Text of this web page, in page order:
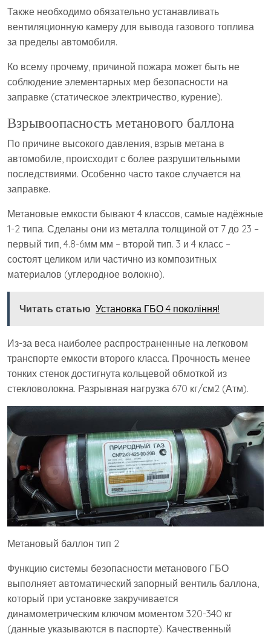
Также необходимо обязательно устанавливать
вентиляционную камеру для вывода газового топлива
за пределы автомобиля.
Ко всему прочему, причиной пожара может быть не
соблюдение элементарных мер безопасности на
заправке (статическое электричество, курение).
Взрывоопасность метанового баллона
По причине высокого давления, взрыв метана в
автомобиле, происходит с более разрушительными
последствиями. Особенно часто такое случается на
заправке.
Метановые емкости бывают 4 классов, самые надёжные
1-2 типа. Сделаны они из металла толщиной от 7 до 23 –
первый тип, 4.8-6мм мм – второй тип. 3 и 4 класс –
состоят целиком или частично из композитных
материалов (углеродное волокно).
Читать статью Установка ГБО 4 покоління!
Из-за веса наиболее распространенные на легковом
транспорте емкости второго класса. Прочность менее
тонких стенок достигнута кольцевой обмоткой из
стекловолокна. Разрывная нагрузка 670 кг/см2 (Атм).
Метановый баллон тип 2
Функцию системы безопасности метанового ГБО
выполняет автоматический запорный вентиль баллона,
который при установке закручивается
динамометрическим ключом моментом 320-340 кг
(данные указываются в паспорте). Качественный